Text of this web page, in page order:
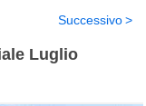
Luglio
Successivo